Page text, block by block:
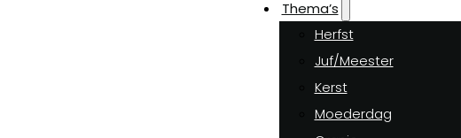
Thema’s
Herfst
Juf/Meester
Kerst
Moederdag